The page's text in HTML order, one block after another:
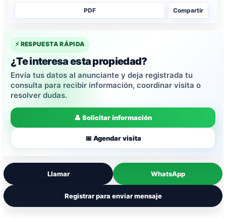
PDF Compartir
⚡ RESPUESTA RÁPIDA
¿Te interesa esta propiedad?
Envía tus datos al anunciante y deja registrada tu
consulta para recibir información, coordinar visita o
resolver dudas.
👤 Solicitar información
📅 Agendar visita
Llamar WhatsApp
Registrar para enviar mensaje